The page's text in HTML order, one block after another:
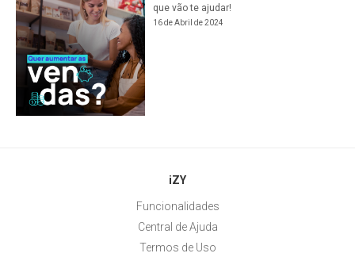
que vão te ajudar!
16 de Abril de 2024
iZY
Funcionalidades
Central de Ajuda
Termos de Uso